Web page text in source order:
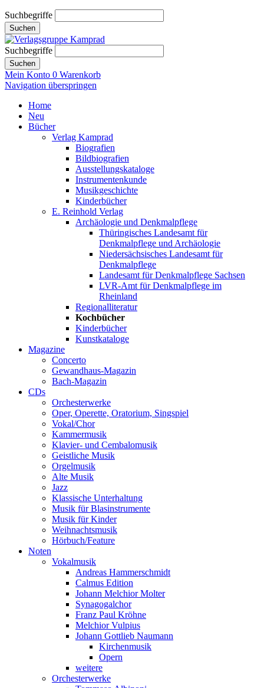
Suchbegriffe
Suchen
Suchbegriffe
Suchen
Mein Konto 0 Warenkorb
Navigation überspringen
Home
Neu
Bücher
Verlag Kamprad
Biografien
Bildbiografien
Ausstellungskataloge
Instrumentenkunde
Musikgeschichte
Kinderbücher
E. Reinhold Verlag
Archäologie und Denkmalpflege
Thüringisches Landesamt für
Denkmalpflege und Archäologie
Niedersächsisches Landesamt für
Denkmalpflege
Landesamt für Denkmalpflege Sachsen
LVR-Amt für Denkmalpflege im
Rheinland
Regionalliteratur
Kochbücher
Kinderbücher
Kunstkataloge
Magazine
Concerto
Gewandhaus-Magazin
Bach-Magazin
CDs
Orchesterwerke
Oper, Operette, Oratorium, Singspiel
Vokal/Chor
Kammermusik
Klavier- und Cembalomusik
Geistliche Musik
Orgelmusik
Alte Musik
Jazz
Klassische Unterhaltung
Musik für Blasinstrumente
Musik für Kinder
Weihnachtsmusik
Hörbuch/Feature
Noten
Vokalmusik
Andreas Hammerschmidt
Calmus Edition
Johann Melchior Molter
Synagogalchor
Franz Paul Kröhne
Melchior Vulpius
Johann Gottlieb Naumann
Kirchenmusik
Opern
weitere
Orchesterwerke